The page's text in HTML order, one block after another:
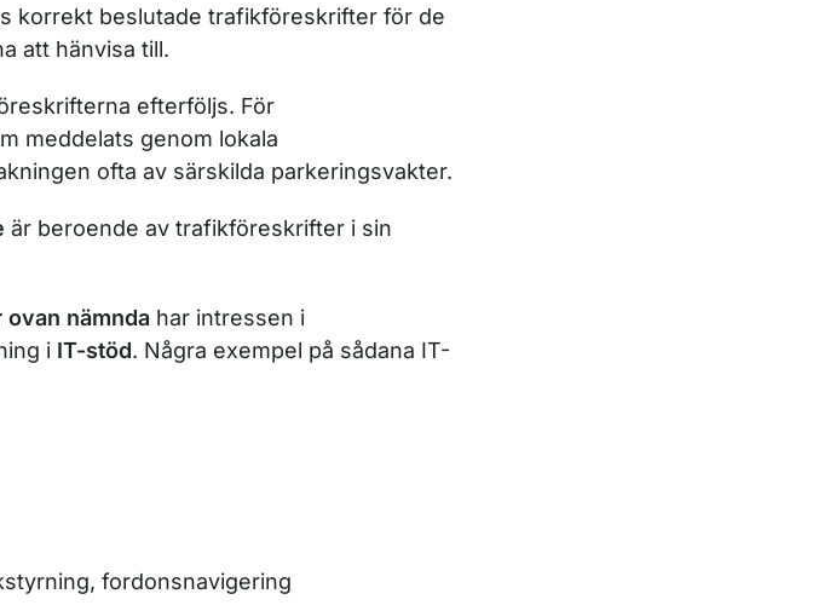
korrekt beslutade trafikföreskrifter för de
att hänvisa till.
efterföljs. För
meddelats genom lokala
ofta av särskilda parkeringsvakter.
är beroende av trafikföreskrifter i sin
nämnda har intressen i
i IT-stöd. Några exempel på sådana IT-
fordonsnavigering